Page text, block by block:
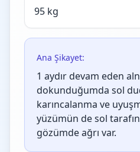
95 kg
Ana Şikayet:
1 aydır devam eden
dokunduğumda sol
karıncalanma ve
yüzümün de sol
gözümde ağrı var.